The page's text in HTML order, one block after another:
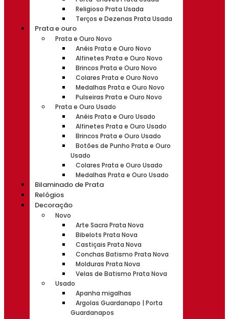
Religioso Prata Usada
Terços e Dezenas Prata Usada
Prata e ouro
Prata e Ouro Novo
Anéis Prata e Ouro Novo
Alfinetes Prata e Ouro Novo
Brincos Prata e Ouro Novo
Colares Prata e Ouro Novo
Medalhas Prata e Ouro Novo
Pulseiras Prata e Ouro Novo
Prata e Ouro Usado
Anéis Prata e Ouro Usado
Alfinetes Prata e Ouro Usado
Brincos Prata e Ouro Usado
Botões de Punho Prata e Ouro
Usado
Colares Prata e Ouro Usado
Medalhas Prata e Ouro Usado
Bilaminado de Prata
Relógios
Decoração
Novo
Arte Sacra Prata Nova
Bibelots Prata Nova
Castiçais Prata Nova
Conchas Batismo Prata Nova
Molduras Prata Nova
Velas de Batismo Prata Nova
Usado
Apanha migalhas
Argolas Guardanapo | Porta
Guardanapos